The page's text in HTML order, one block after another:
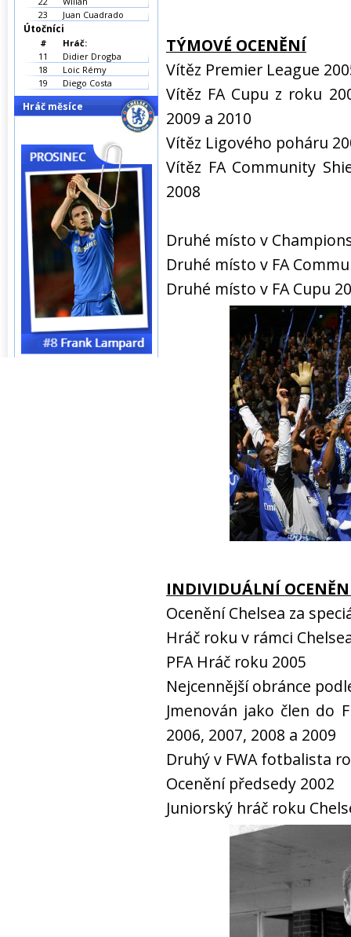
TÝMOVÉ OCENĚNÍ
Vítěz Premier League
Vítěz FA Cupu z roku
2009 a 2010
Vítěz Ligového poháru
Vítěz FA Community
2008
Druhé místo v
Druhé místo v FA
Druhé místo v FA Cupu
INDIVIDUÁLNÍ
Ocenění Chelsea za
Hráč roku v rámci
PFA Hráč roku 2005
Nejcennější obránce
Jmenován jako člen do
2006, 2007, 2008 a 2009
Druhý v FWA fotbalista
Ocenění předsedy 2002
Juniorský hráč roku
23
Juan Cuadrado
Útočníci
#
Hráč:
11
Didier Drogba
18
Loic Rémy
19
Diego Costa
Hráč měsíce